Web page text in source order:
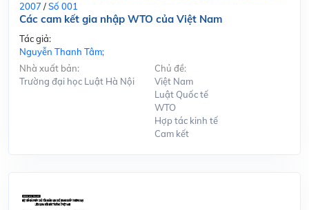
2007 /Số 001
Các cam kết gia nhập WTO của Việt Nam
Tác giả:
Nguyễn Thanh Tâm;
Nhà xuất bản:
Trường đại học Luật Hà Nội
Chủ đề:
Việt Nam
Luật Quốc tế
WTO
Hợp tác kinh tế
Cam kết